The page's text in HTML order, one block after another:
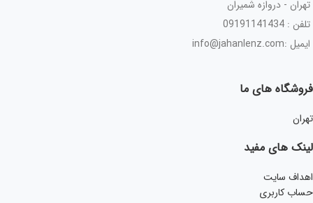
تهران - دروازه شمیران
تلفن : 09191141434
ایمیل :info@jahanlenz.com
فروشگاه های ما
تهران
لینک های مفید
اهداف سایت
حساب کاربری